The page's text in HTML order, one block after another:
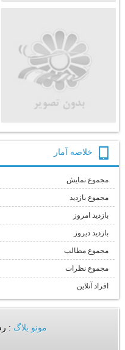
خلاصه آمار
مجموع نمایش‌
مجموع بازدید
بازدید امروز
بازدید دیروز
مجموع مطالب
مجموع نظرات
افراد آنلاین
مونو بلاگ: